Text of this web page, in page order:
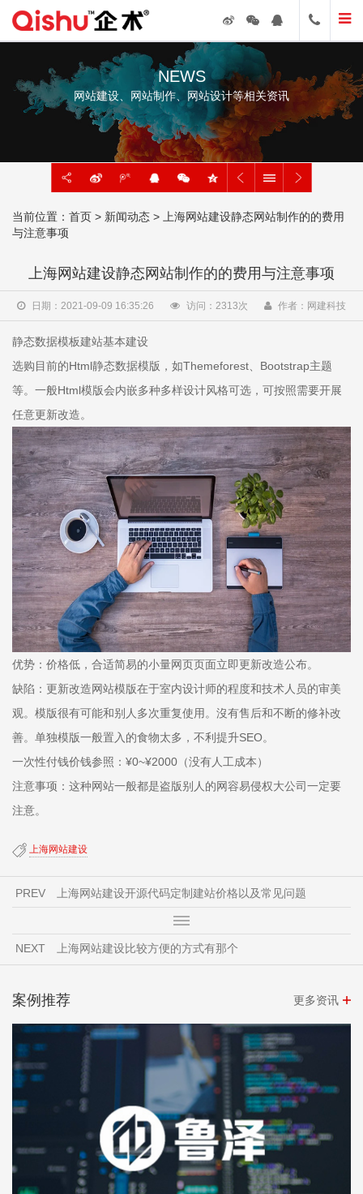
NEWS
网站建设、网站制作、网站设计等相关资讯
当前位置： 首页 > 新闻动态 > ​上海网站建设静态网站制作的的费用
与注意事项
​上海网站建设静态网站制作的的费用与注意事项
日期：2021-09-09 16:35:26 访问： 2313次 作者：网建科技
静态数据模板建站基本建设
选购目前的Html静态数据模版，如Themeforest、Bootstrap主题
等。一般Html模版会内嵌多种多样设计风格可选，可按照需要开展
任意更新改造。
优势：价格低，合适简易的小量网页页面立即更新改造公布。
缺陷：更新改造网站模版在于室内设计师的程度和技术人员的审美
观。模版很有可能和别人多次重复使用。沒有售后和不断的修补改
善。单独模版一般置入的食物太多，不利提升SEO。
一次性付钱价钱参照：¥0~¥2000（没有人工成本）
注意事项：这种网站一般都是盗版别人的网容易侵权大公司一定要
注意。
上海网站建设
PREV 上海网站建设开源代码定制建站价格以及常见问题
NEXT 上海网站建设比较方便的方式有那个
案例推荐 更多资讯